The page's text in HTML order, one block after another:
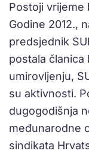
Postoji vrijeme
Godine 2012.,
predsjednik
postala članica
umirovljenju,
su aktivnosti.
dugogodišnja
međunarodne
sindikata